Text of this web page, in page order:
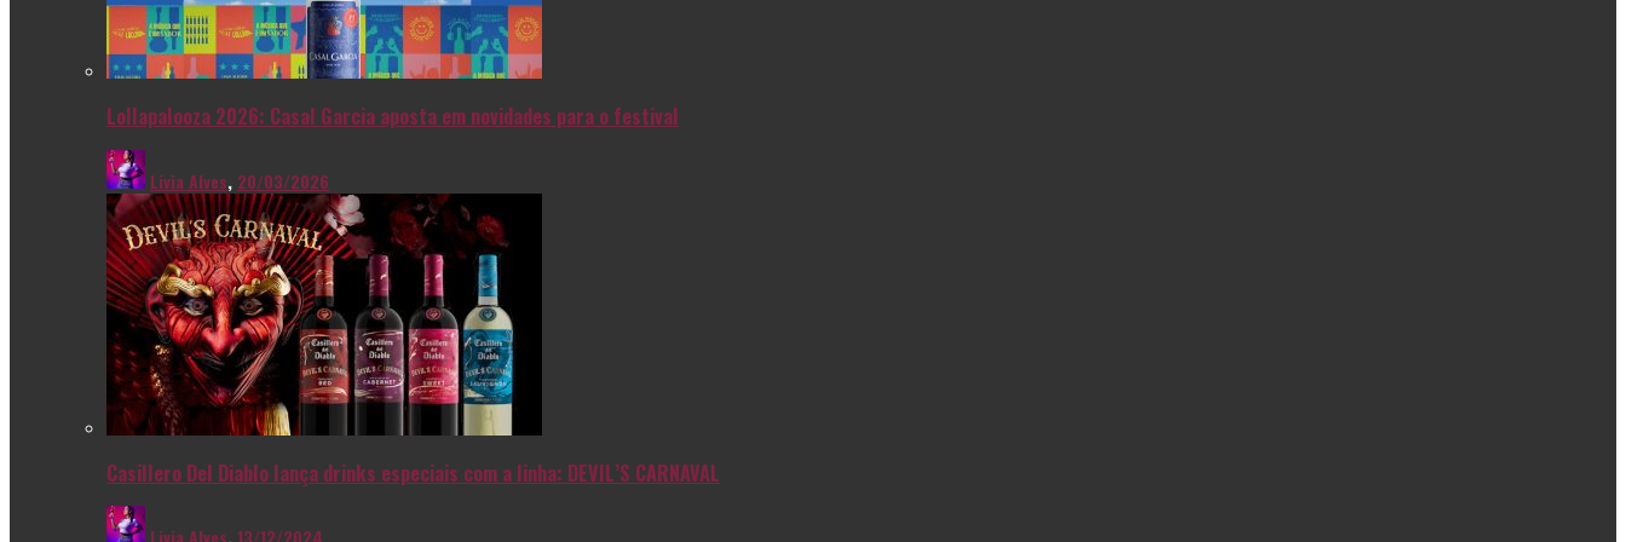
Lollapalooza 2026: Casal Garcia aposta em novidades para o festival
Livia Alves, 20/03/2026
Casillero Del Diablo lança drinks especiais com a linha: DEVIL’S CARNAVAL
Livia Alves 13/12/2024